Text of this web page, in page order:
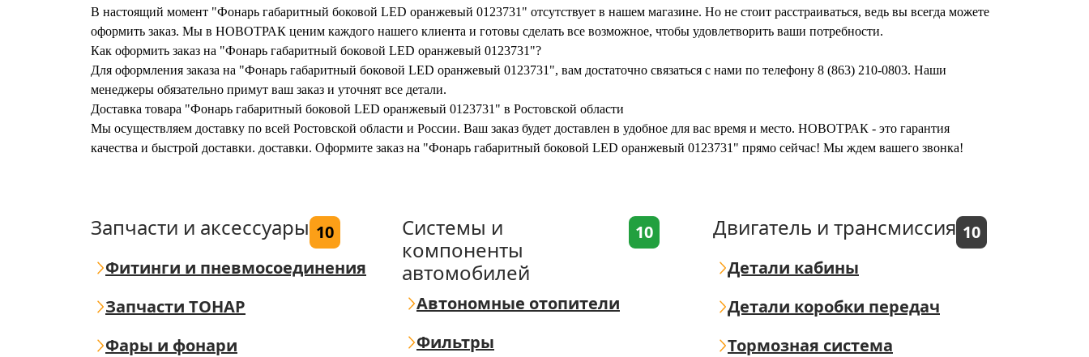
В настоящий момент "Фонарь габаритный боковой LED оранжевый 0123731" отсутствует в нашем магазине. Но не стоит расстраиваться, ведь вы всегда можете
оформить заказ. Мы в НОВОТРАК ценим каждого нашего клиента и готовы сделать все возможное, чтобы удовлетворить ваши потребности.
Как оформить заказ на "Фонарь габаритный боковой LED оранжевый 0123731"?
Для оформления заказа на "Фонарь габаритный боковой LED оранжевый 0123731", вам достаточно связаться с нами по телефону 8 (863) 210-0803. Наши
менеджеры обязательно примут ваш заказ и уточнят все детали.
Доставка товара "Фонарь габаритный боковой LED оранжевый 0123731" в Ростовской области
Мы осуществляем доставку по всей Ростовской области и России. Ваш заказ будет доставлен в удобное для вас время и место. НОВОТРАК - это гарантия
качества и быстрой доставки. доставки. Оформите заказ на "Фонарь габаритный боковой LED оранжевый 0123731" прямо сейчас! Мы ждем вашего звонка!
Запчасти и аксессуары 10
Фитинги и пневмосоединения
Запчасти ТОНАР
Фары и фонари
Системы и
компоненты
автомобилей
10
Автономные отопители
Фильтры
Двигатель и трансмиссия 10
Детали кабины
Детали коробки передач
Тормозная система